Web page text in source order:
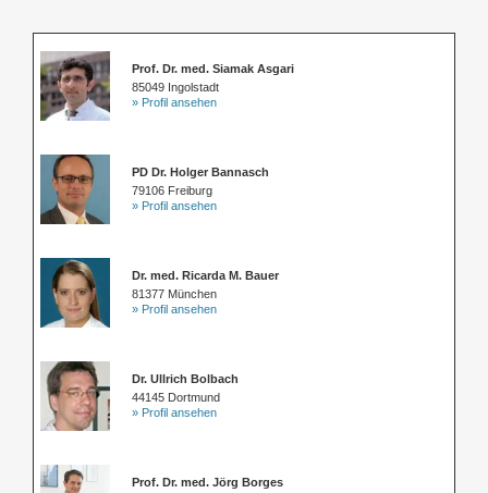
Prof. Dr. med. Siamak Asgari
85049 Ingolstadt
» Profil ansehen
PD Dr. Holger Bannasch
79106 Freiburg
» Profil ansehen
Dr. med. Ricarda M. Bauer
81377 München
» Profil ansehen
Dr. Ullrich Bolbach
44145 Dortmund
» Profil ansehen
Prof. Dr. med. Jörg Borges